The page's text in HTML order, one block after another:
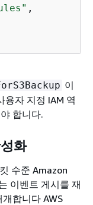
,
이
용자 지정 IAM 역
합니다.
화
수준 Amazon
이벤트 게시를 재
합니다 AWS